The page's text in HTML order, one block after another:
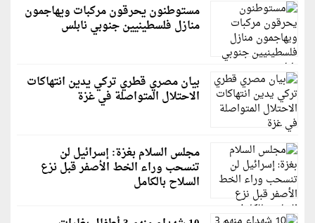
مستوطنون يحرقون مركبات ويهاجمون
منازل فلسطينيين جنوبي نابلس
بيان مصري قطري تركي يدين انتهاكات
الاحتلال المتواصلة في غزة
مجلس السلام بغزة: إسرائيل لن
تنسحب وراء الخط الأصفر قبل نزع
السلاح بالكامل